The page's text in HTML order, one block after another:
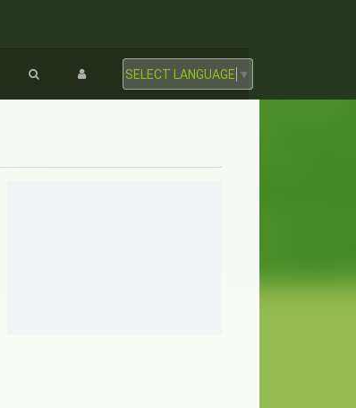
SELECT LANGUAGE ▼